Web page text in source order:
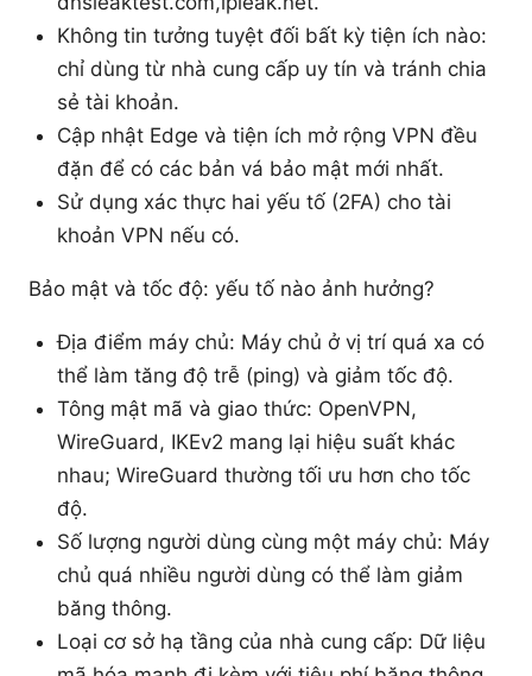
Không tin tưởng tuyệt đối bất kỳ tiện ích nào:
chỉ dùng từ nhà cung cấp uy tín và tránh chia
sẻ tài khoản.
Cập nhật Edge và tiện ích mở rộng VPN đều
đặn để có các bản vá bảo mật mới nhất.
Sử dụng xác thực hai yếu tố (2FA) cho tài
khoản VPN nếu có.
Bảo mật và tốc độ: yếu tố nào ảnh hưởng?
Địa điểm máy chủ: Máy chủ ở vị trí quá xa có
thể làm tăng độ trễ (ping) và giảm tốc độ.
Tông mật mã và giao thức: OpenVPN,
WireGuard, IKEv2 mang lại hiệu suất khác
nhau; WireGuard thường tối ưu hơn cho tốc
độ.
Số lượng người dùng cùng một máy chủ: Máy
chủ quá nhiều người dùng có thể làm giảm
băng thông.
Loại cơ sở hạ tầng của nhà cung cấp: Dữ liệu